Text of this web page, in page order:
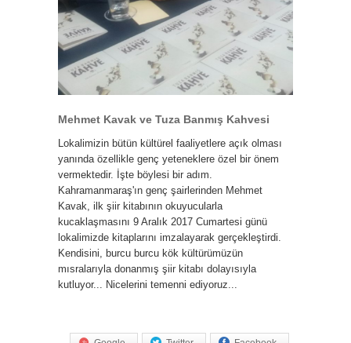
Mehmet Kavak ve Tuza Banmış Kahvesi
Lokalimizin bütün kültürel faaliyetlere açık olması
yanında özellikle genç yeteneklere özel bir önem
vermektedir. İşte böylesi bir adım.
Kahramanmaraş'ın genç şairlerinden Mehmet
Kavak, ilk şiir kitabının okuyucularla
kucaklaşmasını 9 Aralık 2017 Cumartesi günü
lokalimizde kitaplarını imzalayarak gerçekleştirdi.
Kendisini, burcu burcu kök kültürümüzün
mısralarıyla donanmış şiir kitabı dolayısıyla
kutluyor... Nicelerini temenni ediyoruz...